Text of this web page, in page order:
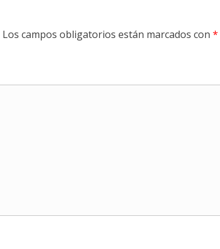
Los campos obligatorios están marcados con *